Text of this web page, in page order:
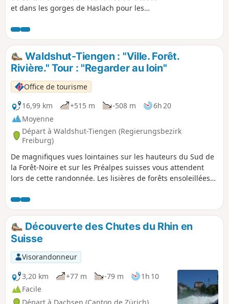
et dans les gorges de Haslach pour les
randonnée.
Waldshut-Tiengen : "Ville. Forêt.
Rivière." Tour : "Regarder au loin"
Office de tourisme
16,99 km
+515 m -508 m
6h 20
Moyenne
Départ à Waldshut-Tiengen (Regierungsbezirk
Freiburg)
De magnifiques vues lointaines sur les hauteurs du Sud de
la Forêt-Noire et sur les Préalpes suisses vous attendent
lors de cette randonnée. Les lisières de forêts ensoleillées
Découverte des Chutes du Rhin en
Suisse
Visorandonneur
3,20 km
+77 m -79 m
1h 10
Facile